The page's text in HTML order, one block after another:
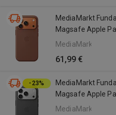
MediaMarkt Funda De Trenzado Técnico Con
Magsafe Apple Para iPhone 17 Pro, Compatible
MediaMarkt
61,99 €
-23%
MediaMarkt Funda De Trenzado Técnico Con
Magsafe Apple Para iPhone 17 Pro, Compatible
MediaMarkt